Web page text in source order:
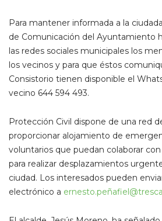
Para mantener informada a la
de Comunicación del Ayuntamiento
las redes sociales municipales los
los vecinos y para que éstos
Consistorio tienen disponible el
vecino 644 594 493.
Protección Civil dispone de una red
proporcionar alojamiento de
voluntarios que puedan colaborar
para realizar desplazamientos
ciudad. Los interesados pueden
electrónico a